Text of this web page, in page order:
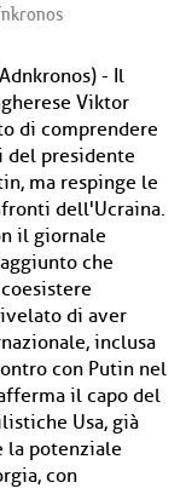
- Il
Viktor
di comprendere
del presidente
ma respinge le
dell'Ucraina.
il giornale
che
di aver
inclusa
con Putin nel
il capo del
Usa, già
la potenziale
con